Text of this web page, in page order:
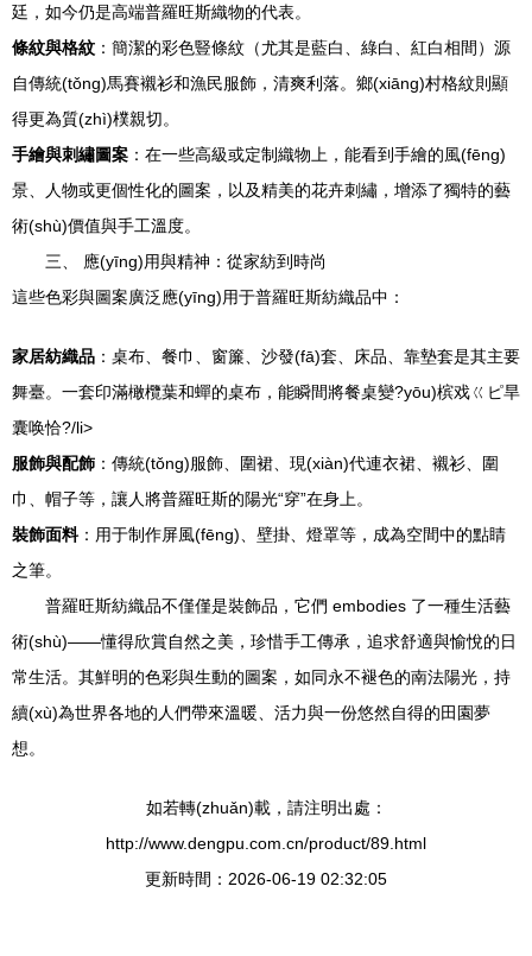
廷，如今仍是高端普羅旺斯織物的代表。
條紋與格紋 ：簡潔的彩色豎條紋（尤其是藍白、綠白、紅白相間）源
自傳統(tǒng)馬賽襯衫和漁民服飾，清爽利落。鄉(xiāng)村格紋則顯
得更為質(zhì)樸親切。
手繪與刺繡圖案 ：在一些高級或定制織物上，能看到手繪的風(fēng)
景、人物或更個性化的圖案，以及精美的花卉刺繡，增添了獨特的藝
術(shù)價值與手工溫度。
三、 應(yīng)用與精神：從家紡到時尚
這些色彩與圖案廣泛應(yīng)用于普羅旺斯紡織品中：
家居紡織品 ：桌布、餐巾、窗簾、沙發(fā)套、床品、靠墊套是其主要
舞臺。一套印滿橄欖葉和蟬的桌布，能瞬間將餐桌變?yōu)槟戏ㄍピ旱
囊唤恰?/li>
服飾與配飾 ：傳統(tǒng)服飾、圍裙、現(xiàn)代連衣裙、襯衫、圍
巾、帽子等，讓人將普羅旺斯的陽光“穿”在身上。
裝飾面料：用于制作屏風(fēng)、壁掛、燈罩等，成為空間中的點睛
之筆。
普羅旺斯紡織品不僅僅是裝飾品，它們 embodies 了一種生活藝
術(shù)——懂得欣賞自然之美，珍惜手工傳承，追求舒適與愉悅的日
常生活。其鮮明的色彩與生動的圖案，如同永不褪色的南法陽光，持
續(xù)為世界各地的人們帶來溫暖、活力與一份悠然自得的田園夢
想。
如若轉(zhuǎn)載，請注明出處：
http://www.dengpu.com.cn/product/89.html
更新時間：2026-06-19 02:32:05